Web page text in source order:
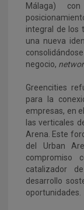
Málaga)
integral de los
una nueva
negocio,
Greencities
para la
empresas, en
las verticales
Arena. Este
del Urban
compromiso
catalizador
desarrollo
oportunidades.